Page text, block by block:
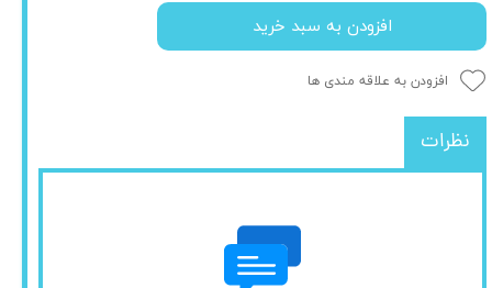
افزودن به سبد خرید
افزودن به علاقه مندی ها
نظرات